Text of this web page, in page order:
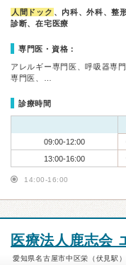
人間ドック 、内科、外科、整
診断、在宅医療
専門医・資格：
アレルギー専門医、呼吸器専
専門医、…
診療時間
09:00-12:00
13:00-16:00
14:00-16:00
医療法人鹿志会
愛知県名古屋市中区栄（伏見駅）